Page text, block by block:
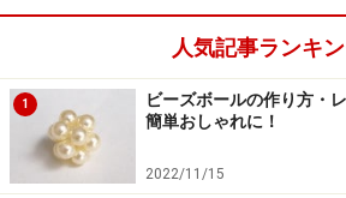
人気記事ランキ
1
ビーズボールの作り方・
簡単おしゃれに！
2022/11/15